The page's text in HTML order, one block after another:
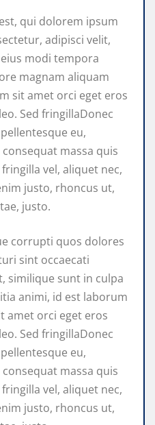
qui dolorem ipsum
adipisci velit,
modi tempora
magnam aliquam
sit amet orci eget eros
Sed fringillaDonec
eu,
massa quis
vel, aliquet nec,
justo, rhoncus ut,
justo.
corrupti quos dolores
sint occaecati
similique sunt in culpa
animi, id est laborum
amet orci eget eros
Sed fringillaDonec
eu,
massa quis
vel, aliquet nec,
justo, rhoncus ut,